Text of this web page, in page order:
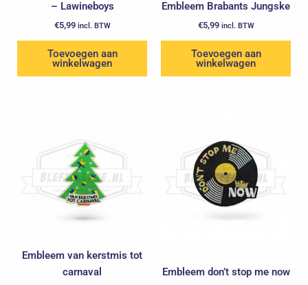
– Lawineboys
€5,99 incl. BTW
Toevoegen aan
winkelwagen
Embleem Brabants Jungske
€5,99 incl. BTW
Toevoegen aan
winkelwagen
Embleem van kerstmis tot
carnaval
Embleem don’t stop me now